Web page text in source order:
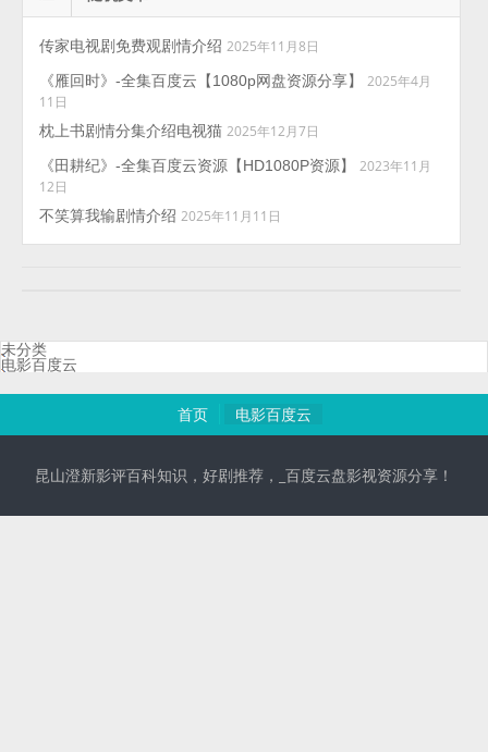
传家电视剧免费观剧情介绍 2025年11月8日
《雁回时》-全集百度云【1080p网盘资源分享】
2025年4月
11日
枕上书剧情分集介绍电视猫 2025年12月7日
《田耕纪》-全集百度云资源【HD1080P资源】
2023年11月
12日
不笑算我输剧情介绍 2025年11月11日
未分类
电影百度云
首页 电影百度云
昆山澄新影评百科知识，好剧推荐，_百度云盘影视资源分享！